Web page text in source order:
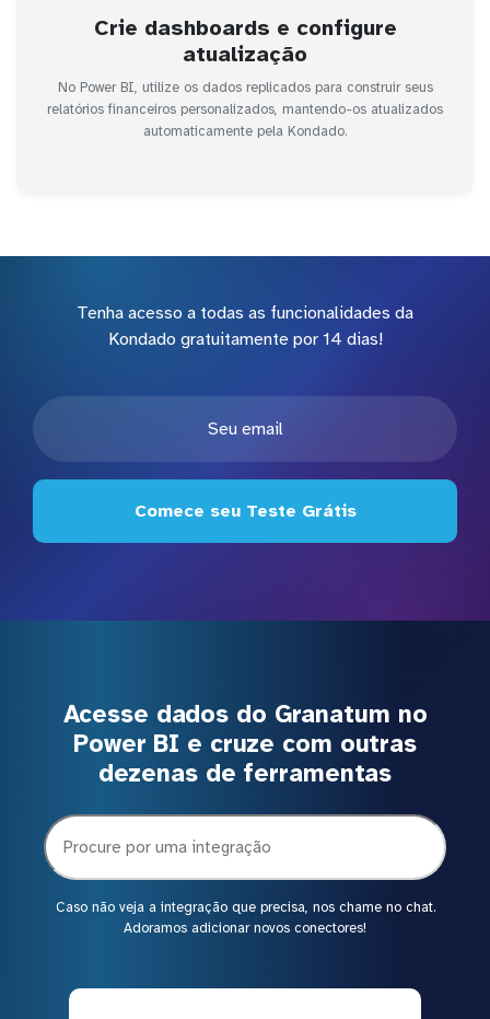
Crie dashboards e configure
atualização
No Power BI, utilize os dados replicados para construir seus
relatórios financeiros personalizados, mantendo-os atualizados
automaticamente pela Kondado.
Tenha acesso a todas as funcionalidades da
Kondado gratuitamente por 14 dias!
Comece seu Teste Grátis
Acesse dados do Granatum no
Power BI e cruze com outras
dezenas de ferramentas
Caso não veja a integração que precisa, nos chame no chat.
Adoramos adicionar novos conectores!